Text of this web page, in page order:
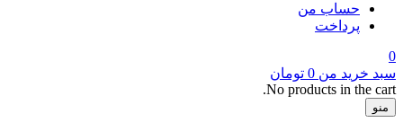
حساب من
پرداخت
0
سبد خرید من 0 تومان
No products in the cart.
منو